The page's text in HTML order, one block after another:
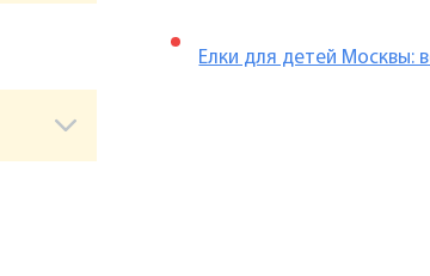
Елки для детей Москвы: